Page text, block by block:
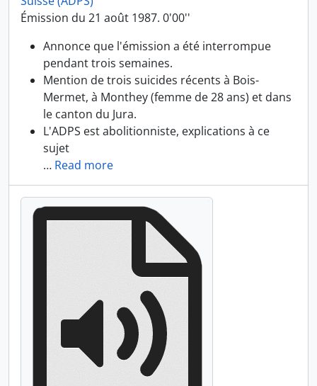
Émission du 21 août 1987. 0'00''
Annonce que l'émission a été interrompue
pendant trois semaines.
Mention de trois suicides récents à Bois-
Mermet, à Monthey (femme de 28 ans) et dans
le canton du Jura.
L'ADPS est abolitionniste, explications à ce
sujet
… Read more